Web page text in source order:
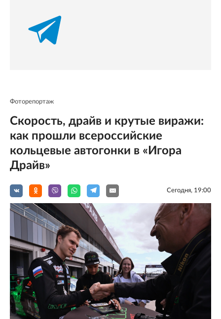
Фоторепортаж
Скорость, драйв и крутые виражи:
как прошли всероссийские
кольцевые автогонки в «Игора
Драйв»
Сегодня, 19:00